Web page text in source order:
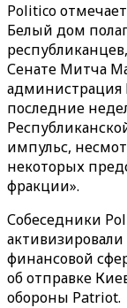
Politico
Белый дом
Сенате Митча
администрация
последние
импульс,
некоторых
фракции».
Собеседники
финансовой
об отправке
обороны Patriot.